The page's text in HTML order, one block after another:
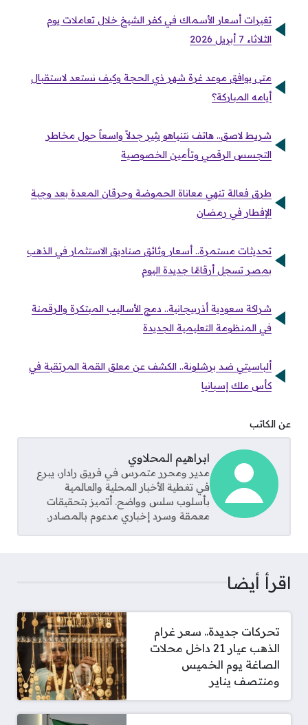
تغيرات أسعار الأسماك في كفر الشيخ خلال تعاملات يوم
الثلاثاء 7 أبريل 2026
متى يوافق موعد غرة شهر ذي الحجة وكيف نستعد لاستقبال
أيامه المباركة؟
شريط لاصق.. هاتف نتنياهو يثير جدلاً واسعاً حول مخاطر
التجسس الرقمي وتأمين الخصوصية
طرق فعالة تنهي معاناة الحموضة وحرقان المعدة بعد وجبة
الإفطار في رمضان
تحديثات مستمرة.. أسعار وثائق صناديق الاستثمار في الذهب
بمصر تسجل أرقامًا جديدة اليوم
شراكة سعودية أذربيجانية.. دمج الأساليب المبتكرة والرقمنة
في المنظومة التعليمية الجديدة
ألباسيتي ضد برشلونة.. الكشف عن معلق القمة المرتقبة في
كأس ملك إسبانيا
عن الكاتب
ابراهيم المحلاوي
مدير ومحرر متمرس في فريق رادار، يبرع
في تغطية الأخبار المحلية والعالمية
بأسلوب سلس وواضح. أتميز بتحقيقات
معمقة وسرد إخباري مدعوم بالمصادر.
اقرأ أيضا
تحركات جديدة.. سعر غرام
الذهب عيار 21 داخل محلات
الصاغة يوم الخميس
ومنتصف يناير